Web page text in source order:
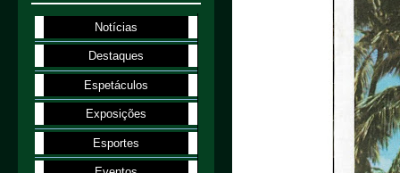
Notícias
Destaques
Espetáculos
Exposições
Esportes